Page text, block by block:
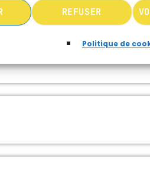
REFUSER
Politique de